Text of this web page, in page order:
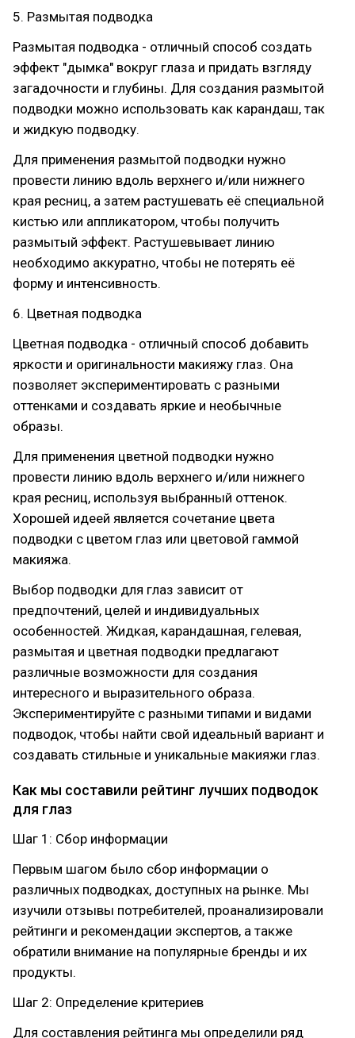
5. Размытая подводка
Размытая подводка - отличный способ создать
эффект "дымка" вокруг глаза и придать взгляду
загадочности и глубины. Для создания размытой
подводки можно использовать как карандаш, так
и жидкую подводку.
Для применения размытой подводки нужно
провести линию вдоль верхнего и/или нижнего
края ресниц, а затем растушевать её специальной
кистью или аппликатором, чтобы получить
размытый эффект. Растушевывает линию
необходимо аккуратно, чтобы не потерять её
форму и интенсивность.
6. Цветная подводка
Цветная подводка - отличный способ добавить
яркости и оригинальности макияжу глаз. Она
позволяет экспериментировать с разными
оттенками и создавать яркие и необычные
образы.
Для применения цветной подводки нужно
провести линию вдоль верхнего и/или нижнего
края ресниц, используя выбранный оттенок.
Хорошей идеей является сочетание цвета
подводки с цветом глаз или цветовой гаммой
макияжа.
Выбор подводки для глаз зависит от
предпочтений, целей и индивидуальных
особенностей. Жидкая, карандашная, гелевая,
размытая и цветная подводки предлагают
различные возможности для создания
интересного и выразительного образа.
Экспериментируйте с разными типами и видами
подводок, чтобы найти свой идеальный вариант и
создавать стильные и уникальные макияжи глаз.
Как мы составили рейтинг лучших подводок
для глаз
Шаг 1: Сбор информации
Первым шагом было сбор информации о
различных подводках, доступных на рынке. Мы
изучили отзывы потребителей, проанализировали
рейтинги и рекомендации экспертов, а также
обратили внимание на популярные бренды и их
продукты.
Шаг 2: Определение критериев
Для составления рейтинга мы определили ряд